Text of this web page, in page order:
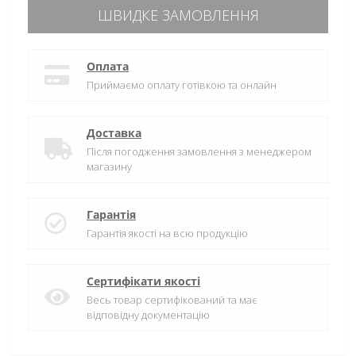
ШВИДКЕ ЗАМОВЛЕННЯ
Оплата
Приймаємо оплату готівкою та онлайн
Доставка
Після погодження замовлення з менеджером
магазину
Гарантія
Гарантія якості на всю продукцію
Сертифікати якості
Весь товар сертифікований та має
відповідну документацію